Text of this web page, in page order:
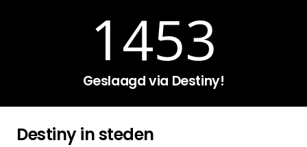
1453
Geslaagd via Destiny!
Destiny in steden